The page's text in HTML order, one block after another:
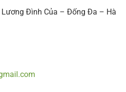
Đình Của – Đống Đa – Hà